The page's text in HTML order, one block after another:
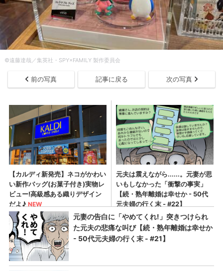
©遠藤達哉／集英社・SPY×FAMILY 製作委員会
前の写真 記事に戻る 次の写真